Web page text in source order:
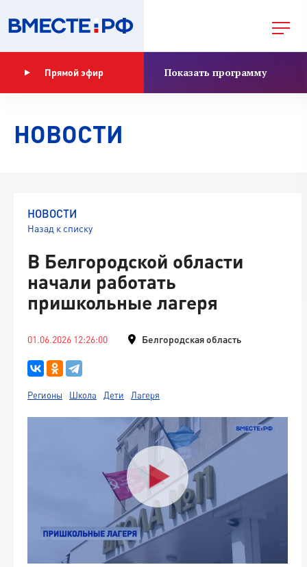
Прямой эфир Показать программу
НОВОСТИ
НОВОСТИ
Назад к списку
В Белгородской области
начали работать
пришкольные лагеря
01.06.2026 12:26:00 Белгородская область
Регионы Школа Дети Лагеря